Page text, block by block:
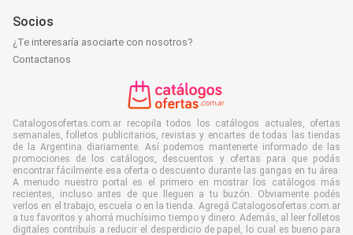
Socios
¿Te interesaría asociarte con nosotros?
Contactanos
Catalogosofertas.com.ar recopila todos los catálogos actuales, ofertas
semanales, folletos publicitarios, revistas y encartes de todas las tiendas
de la Argentina diariamente. Así podemos mantenerte informado de las
promociones de los catálogos, descuentos y ofertas para que podás
encontrar fácilmente esa oferta o descuento durante las gangas en tu área.
A menudo nuestro portal es el primero en mostrar los catálogos más
recientes, incluso antes de que lleguen a tu buzón. Obviamente podés
verlos en el trabajo, escuela o en la tienda. Agregá Catalogosofertas.com.ar
a tus favoritos y ahorrá muchísimo tiempo y dinero. Además, al leer folletos
digitales contribuís a reducir el desperdicio de papel, lo cual es bueno para